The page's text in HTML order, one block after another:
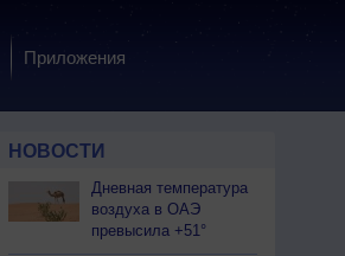
Приложения
НОВОСТИ
Дневная температура
воздуха в ОАЭ
превысила +51°